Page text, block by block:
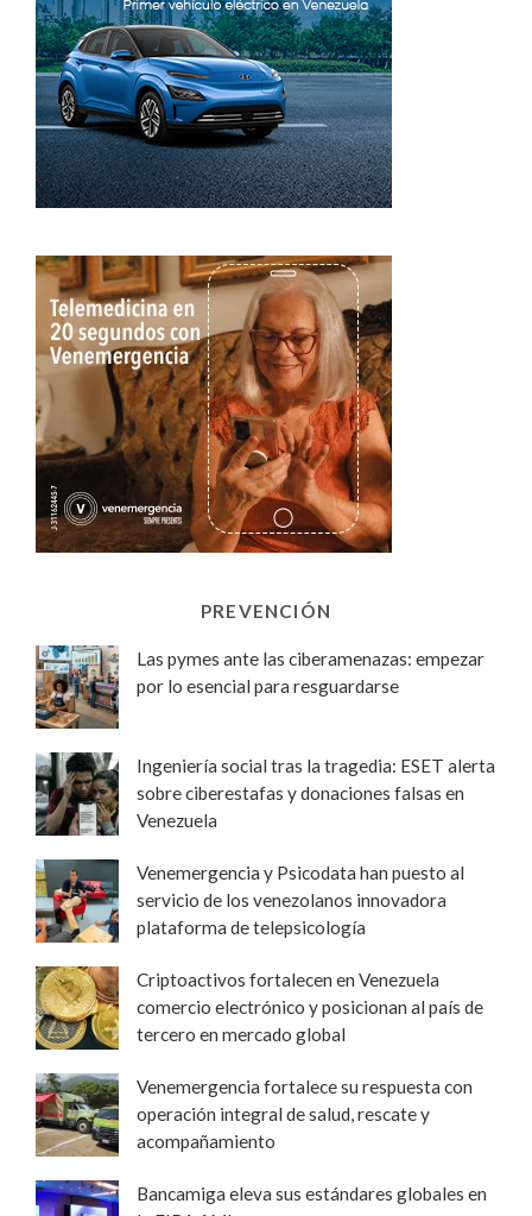
PREVENCIÓN
Las pymes ante las ciberamenazas: empezar
por lo esencial para resguardarse
Ingeniería social tras la tragedia: ESET alerta
sobre ciberestafas y donaciones falsas en
Venezuela
Venemergencia y Psicodata han puesto al
servicio de los venezolanos innovadora
plataforma de telepsicología
Criptoactivos fortalecen en Venezuela
comercio electrónico y posicionan al país de
tercero en mercado global
Venemergencia fortalece su respuesta con
operación integral de salud, rescate y
acompañamiento
Bancamiga eleva sus estándares globales en